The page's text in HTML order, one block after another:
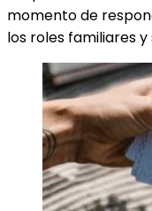
momento de
los roles familiares